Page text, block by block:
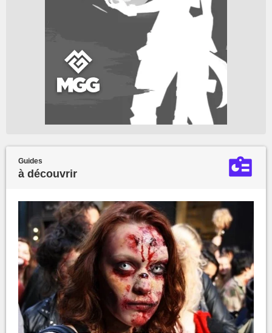
Guides
à découvrir